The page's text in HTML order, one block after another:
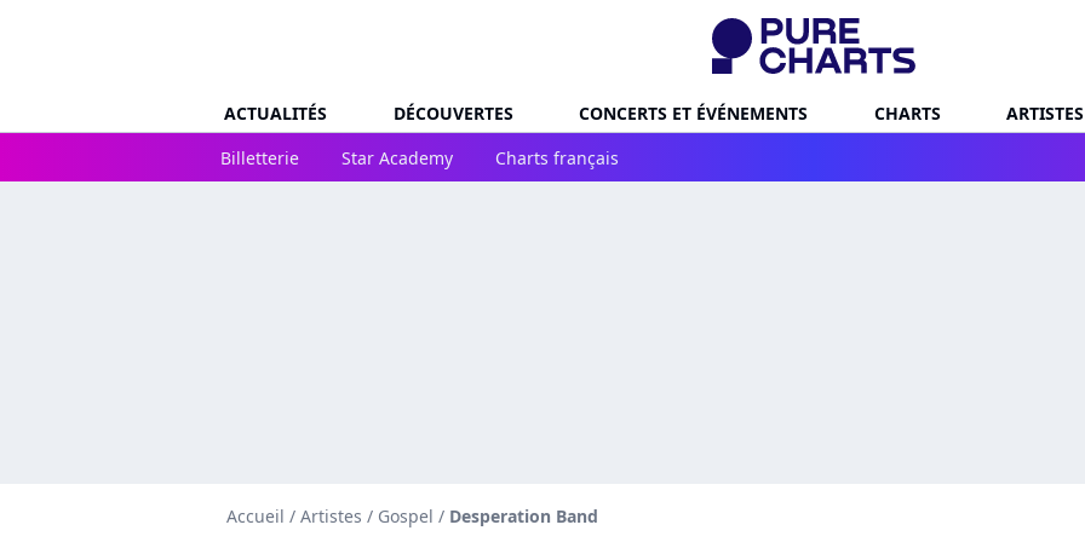
ACTUALITÉS DÉCOUVERTES CONCERTS ET ÉVÉNEMENTS CHARTS
ARTISTES
Billetterie
Star Academy Charts français
Accueil / Artistes / Gospel / Desperation Band